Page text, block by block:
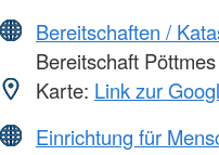
Bereitschaften /
Bereitschaft Pöttmes
Karte: Link zur
Einrichtung für